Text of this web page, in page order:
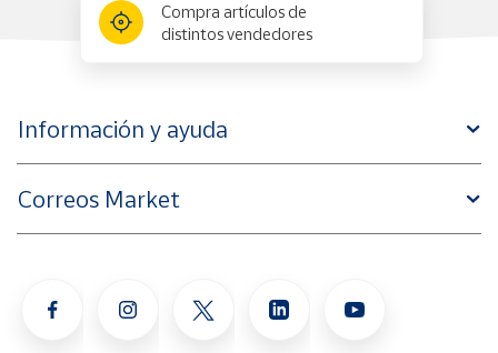
Compra artículos de
distintos vendedores
Información y ayuda
Correos Market